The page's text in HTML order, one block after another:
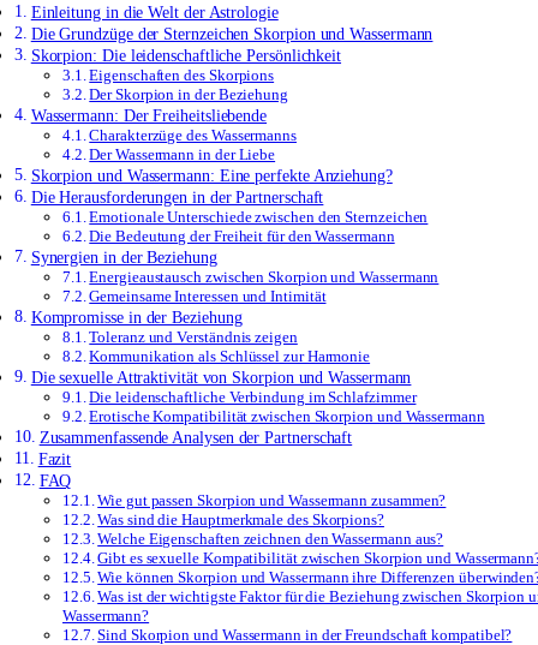
Einleitung in die Welt der Astrologie
Die Grundzüge der Sternzeichen Skorpion und Wassermann
Skorpion: Die leidenschaftliche Persönlichkeit
Eigenschaften des Skorpions
Der Skorpion in der Beziehung
Wassermann: Der Freiheitsliebende
Charakterzüge des Wassermanns
Der Wassermann in der Liebe
Skorpion und Wassermann: Eine perfekte Anziehung?
Die Herausforderungen in der Partnerschaft
Emotionale Unterschiede zwischen den Sternzeichen
Die Bedeutung der Freiheit für den Wassermann
Synergien in der Beziehung
Energieaustausch zwischen Skorpion und Wassermann
Gemeinsame Interessen und Intimität
Kompromisse in der Beziehung
Toleranz und Verständnis zeigen
Kommunikation als Schlüssel zur Harmonie
Die sexuelle Attraktivität von Skorpion und Wassermann
Die leidenschaftliche Verbindung im Schlafzimmer
Erotische Kompatibilität zwischen Skorpion und Wassermann
Zusammenfassende Analysen der Partnerschaft
Fazit
FAQ
Wie gut passen Skorpion und Wassermann zusammen?
Was sind die Hauptmerkmale des Skorpions?
Welche Eigenschaften zeichnen den Wassermann aus?
Gibt es sexuelle Kompatibilität zwischen Skorpion und
Wie können Skorpion und Wassermann ihre Differenzen
Was ist der wichtigste Faktor für die Beziehung zwischen Skorpion
Wassermann?
Sind Skorpion und Wassermann in der Freundschaft kompatibel?